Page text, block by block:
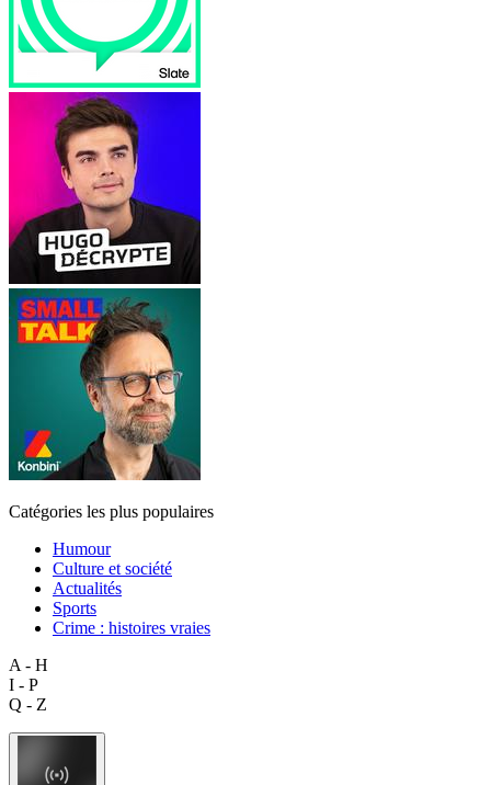
Catégories les plus populaires
Humour
Culture et société
Actualités
Sports
Crime : histoires vraies
A - H
I - P
Q - Z